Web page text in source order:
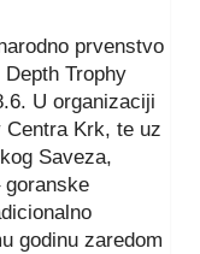
prvenstvo
Trophy
U organizaciji
Centra Krk, te uz
Saveza,
godinu zaredom